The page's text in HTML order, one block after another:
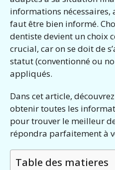
informations nécessaires,
faut être bien informé.
dentiste devient un choix
crucial, car on se doit de
statut (conventionné ou
appliqués.
Dans cet article,
obtenir toutes les
pour trouver le meilleur
répondra parfaitement à
Table des matieres